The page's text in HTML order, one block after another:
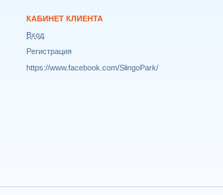
КАБИНЕТ КЛИЕНТА
Вход
Регистрация
https://www.facebook.com/SlingoPark/